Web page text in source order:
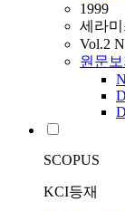
1999
세라
Vol.2
원문보
SCOPUS
KCI등재